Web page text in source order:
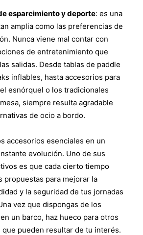
esparcimiento y deporte: es una
amplia como las preferencias de
Nunca viene mal contar con
de entretenimiento que
salidas. Desde tablas de paddle
inflables, hasta accesorios para
esnórquel o los tradicionales
siempre resulta agradable
de ocio a bordo.
accesorios esenciales en un
evolución. Uno de sus
es que cada cierto tiempo
propuestas para mejorar la
y la seguridad de tus jornadas
vez que dispongas de los
un barco, haz hueco para otros
que pueden resultar de tu interés.